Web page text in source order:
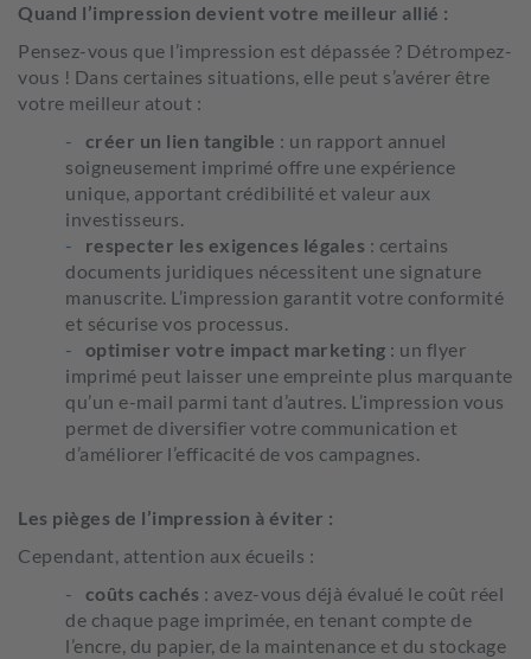
Quand l’impression devient votre meilleur allié :
Pensez-vous que l’impression est dépassée ? Détrompez-
vous ! Dans certaines situations, elle peut s’avérer être
votre meilleur atout :
créer un lien tangible : un rapport annuel
soigneusement imprimé offre une expérience
unique, apportant crédibilité et valeur aux
investisseurs.
respecter les exigences légales : certains
documents juridiques nécessitent une signature
manuscrite. L’impression garantit votre conformité
et sécurise vos processus.
optimiser votre impact marketing : un flyer
imprimé peut laisser une empreinte plus marquante
qu’un e-mail parmi tant d’autres. L’impression vous
permet de diversifier votre communication et
d’améliorer l’efficacité de vos campagnes.
Les pièges de l’impression à éviter :
Cependant, attention aux écueils :
coûts cachés : avez-vous déjà évalué le coût réel
de chaque page imprimée, en tenant compte de
l’encre, du papier, de la maintenance et du stockage